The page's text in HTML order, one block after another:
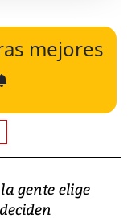
mejores
gente elige